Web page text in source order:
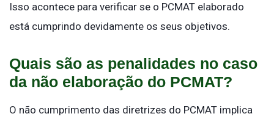
Isso acontece para verificar se o PCMAT elaborado
está cumprindo devidamente os seus objetivos.
Quais são as penalidades no caso
da não elaboração do PCMAT?
O não cumprimento das diretrizes do PCMAT implica